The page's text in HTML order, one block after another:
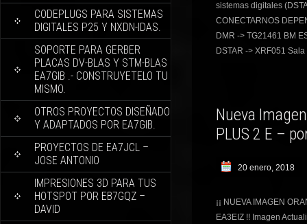
CODEPLUGS PARA SISTEMAS
DIGITALES P25 Y NXDN-IDAS.
SOPORTE PARA GERBER
PLACAS DV-BLAS Y STM-BLAS
EA7GIB .- CONSTRUYETELO TU
MISMO.
OTROS PROYECTOS DISEÑADO
Y ADAPTADOS POR EA7GIB.
PROYECTOS DE EA7JCL –
JOSE ANTONIO
IMPRESIONES 3D PARA TUS
HOTSPOT POR EB7GQZ –
DAVID
sistemas digitales
CONECTARNOS
DMR -> TG21461 BM
DSTAR -> XRF051
Nueva
PLUS 2 E –
20 enero, 2018
¡¡ NUEVA IMAGEN
EA3EIZ !! Imagen